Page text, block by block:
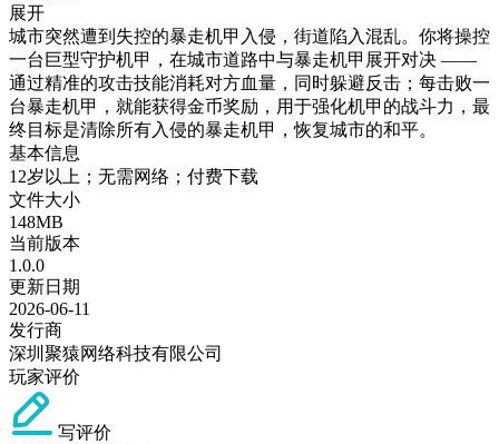
展开
城市突然遭到失控的暴走机甲入侵，街道陷入混乱。你将操控
一台巨型守护机甲，在城市道路中与暴走机甲展开对决 ——
通过精准的攻击技能消耗对方血量，同时躲避反击；每击败一
台暴走机甲，就能获得金币奖励，用于强化机甲的战斗力，最
终目标是清除所有入侵的暴走机甲，恢复城市的和平。
基本信息
12岁以上；无需网络；付费下载
文件大小
148MB
当前版本
1.0.0
更新日期
2026-06-11
发行商
深圳聚猿网络科技有限公司
玩家评价
写评价